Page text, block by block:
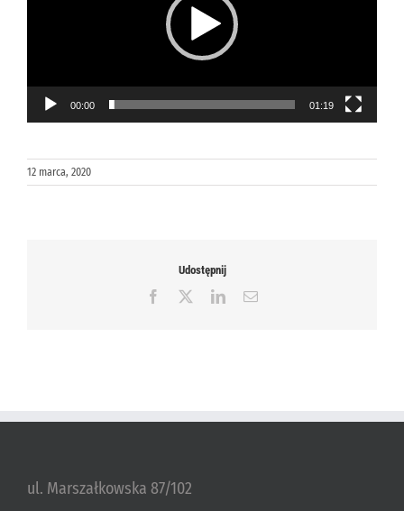
00:00 01:19
12 marca, 2020
Udostępnij
Facebook LinkedInEmail
ul. Marszałkowska 87/102